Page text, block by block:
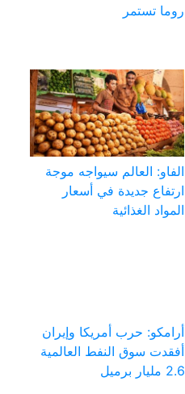
روما تستمر
الفاو: العالم سيواجه موجة
ارتفاع جديدة في أسعار
المواد الغذائية
أرامكو: حرب أمريكا وإيران
أفقدت سوق النفط العالمية
2.6 مليار برميل